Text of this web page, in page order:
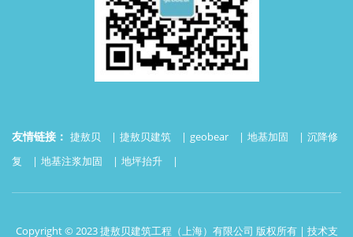
友情链接： 捷敖贝 捷敖贝建筑 geobear 地基加固
沉降修
复
地基注浆加固 地坪抬升
Copyright © 2023 捷敖贝建筑工程（上海）有限公司 版权所有 | 技术支